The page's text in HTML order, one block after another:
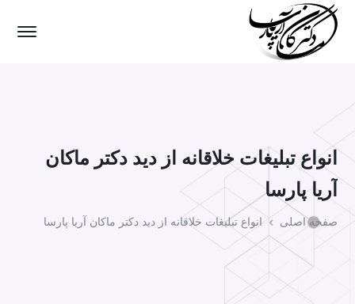
انواع تبلیغات خلاقانه از دید دکتر ماکان
آریا پارسا
صفحه اصلی انواع تبلیغات خلاقانه از دید دکتر ماکان آریا پارسا